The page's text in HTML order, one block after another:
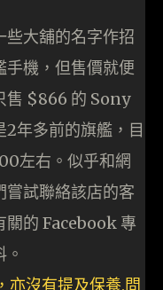
些大舖的名字作招
手機，但售價就便
售 $866 的 Sony
年多前的旗艦，目
左右。似乎和網
嘗試聯絡該店的客
關的 Facebook 專